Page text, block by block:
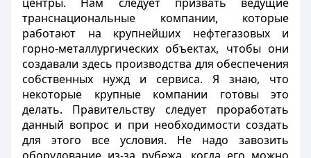
транснациональные компании, которые
работают на крупнейших нефтегазовых и
горно-металлургических объектах, чтобы они
создавали здесь производства для обеспечения
собственных нужд и сервиса. Я знаю, что
некоторые крупные компании готовы это
делать. Правительству следует проработать
данный вопрос и при необходимости создать
для этого все условия. Не надо завозить